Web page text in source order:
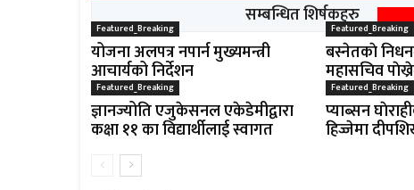
सम्बन्धित शिर्षकहरु
Featured_Breaking
योजना अलपत्र नपार्न मुख्यमन्त्री
आचार्यको निर्देशन
Featured_Breaking
बस्नेतकाे
महासचिव
Featured_Breaking
ज्ञानज्योति एजुकेसनल एकेडेमीद्वारा
कक्षा ११ का विद्यार्थीलाई स्वागत
Featured_Breaking
प्याब्सन
हिज्जेमा